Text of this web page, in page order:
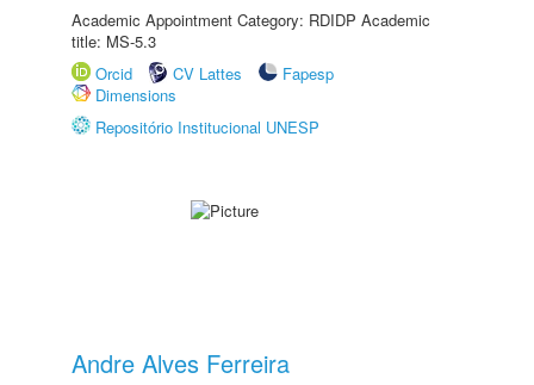
Academic Appointment Category: RDIDP Academic
title: MS-5.3
Orcid
CV Lattes
Fapesp
Dimensions
Repositório Institucional UNESP
Andre Alves Ferreira